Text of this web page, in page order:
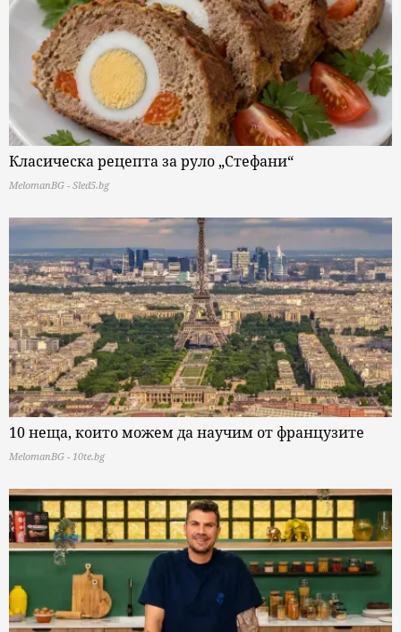
Класическа рецепта за руло „Стефани“
MelomanBG - Sled5.bg
10 неща, които можем да научим от французите
MelomanBG - 10te.bg